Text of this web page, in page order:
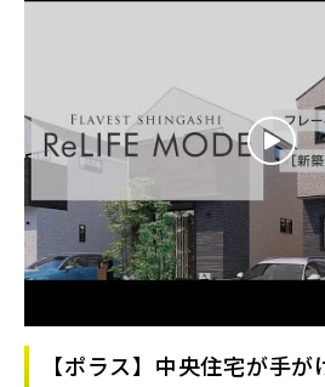
【ポラス】中央住宅が手